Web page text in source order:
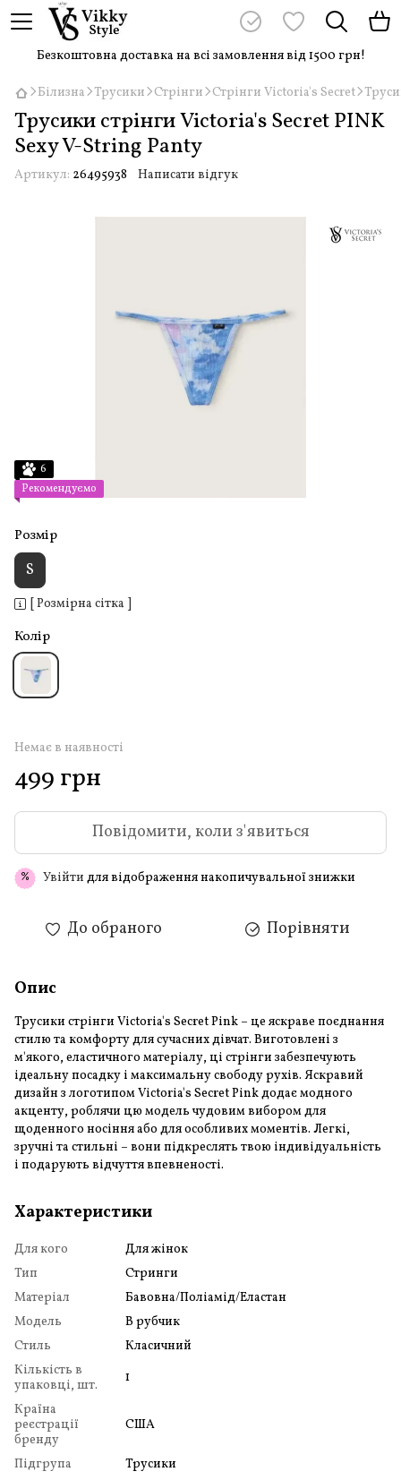
Безкоштовна доставка на всі замовлення від 1500 грн!
Білизна Трусики Стрінги Стрінги Victoria's Secret
Трусики стрінги Victoria's Secret PINK
Sexy V-String Panty
Артикул: 26495938 Написати відгук
6
Рекомендуємо
Розмір
S
[ Розмірна сітка ]
Колір
Немає в наявності
499 грн
Повідомити, коли з'явиться
% Увійти для відображення накопичувальної знижки
До обраного Порівняти
Опис
Трусики стрінги Victoria's Secret Pink – це яскраве поєднання
стилю та комфорту для сучасних дівчат. Виготовлені з
м'якого, еластичного матеріалу, ці стрінги забезпечують
ідеальну посадку і максимальну свободу рухів. Яскравий
дизайн з логотипом Victoria's Secret Pink додає модного
акценту, роблячи цю модель чудовим вибором для
щоденного носіння або для особливих моментів. Легкі,
зручні та стильні – вони підкреслять твою індивідуальність
і подарують відчуття впевненості.
Характеристики
Для кого
Для жінок
Тип
Стринги
Матеріал
Бавовна/Поліамід/Еластан
Модель
В рубчик
Стиль
Класичний
Кількість в
упаковці, шт.
1
Країна
реєстрації
бренду
США
Підгрупа Трусики